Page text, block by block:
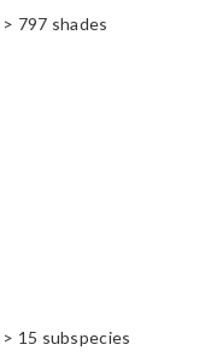
> 797 shades
> 15 subspecies